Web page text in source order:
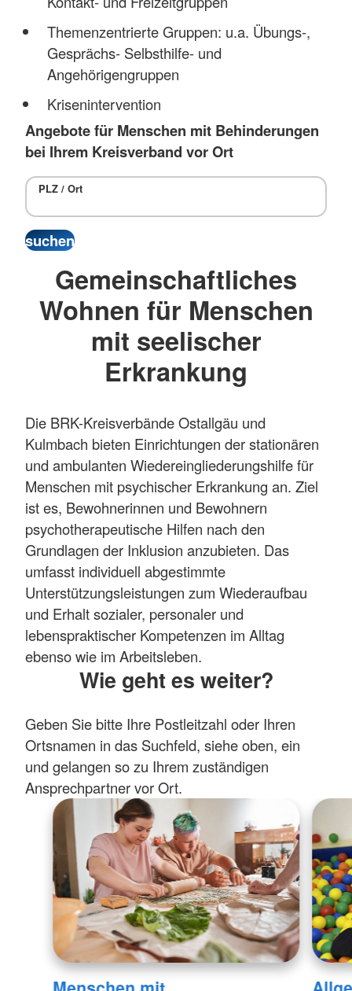
Themenzentrierte Gruppen: u.a. Übungs-,
Gesprächs- Selbsthilfe- und
Angehörigengruppen
Krisenintervention
Angebote für Menschen mit Behinderungen
bei Ihrem Kreisverband vor Ort
PLZ / Ort
Gemeinschaftliches
Wohnen für Menschen
mit seelischer
Erkrankung
Die BRK-Kreisverbände Ostallgäu und
Kulmbach bieten Einrichtungen der stationären
und ambulanten Wiedereingliederungshilfe für
Menschen mit psychischer Erkrankung an. Ziel
ist es, Bewohnerinnen und Bewohnern
psychotherapeutische Hilfen nach den
Grundlagen der Inklusion anzubieten. Das
umfasst individuell abgestimmte
Unterstützungsleistungen zum Wiederaufbau
und Erhalt sozialer, personaler und
lebenspraktischer Kompetenzen im Alltag
ebenso wie im Arbeitsleben.
Wie geht es weiter?
Geben Sie bitte Ihre Postleitzahl oder Ihren
Ortsnamen in das Suchfeld, siehe oben, ein
und gelangen so zu Ihrem zuständigen
Ansprechpartner vor Ort.